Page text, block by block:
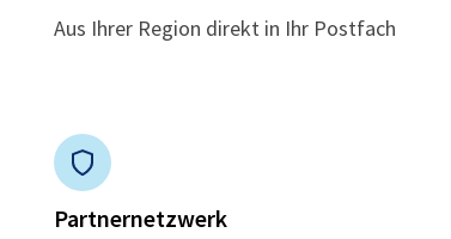
Aus Ihrer Region direkt in Ihr Postfach
Partnernetzwerk